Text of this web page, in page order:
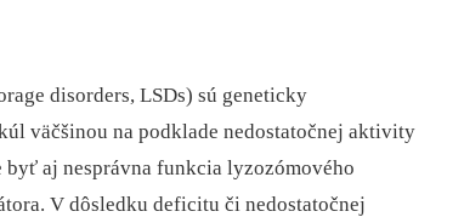
disorders, LSDs) sú geneticky
väčšinou na podklade nedostatočnej aktivity
aj nesprávna funkcia lyzozómového
V dôsledku deficitu či nedostatočnej